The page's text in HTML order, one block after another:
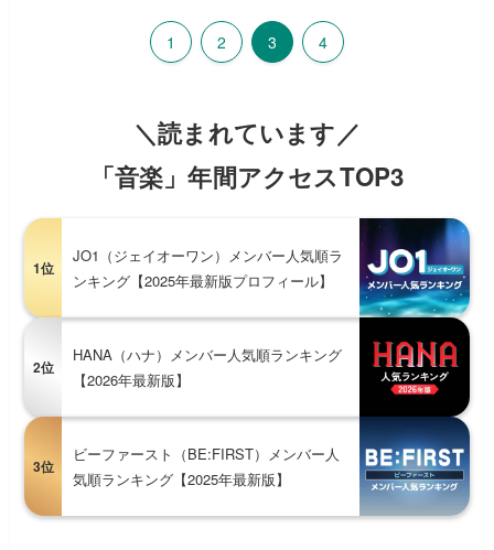
1 2 3 4
＼読まれています／
「音楽」年間アクセスTOP3
1位
JO1（ジェイオーワン）メンバー人気順ラ
ンキング【2025年最新版プロフィール】
2位
HANA（ハナ）メンバー人気順ランキング
【2026年最新版】
3位
ビーファースト（BE:FIRST）メンバー人
気順ランキング【2025年最新版】